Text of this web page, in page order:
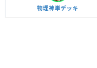
物理神単デッキ